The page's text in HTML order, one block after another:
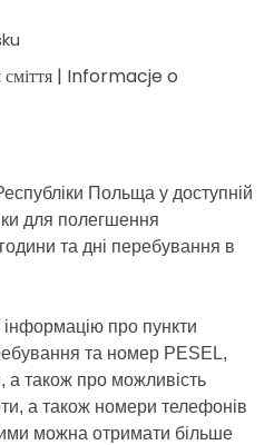
сміття | Informacje o
Польща у доступній
для полегшення
та дні перебування в
інформацію про пункти
та номер PESEL,
а також про можливість
а також номери телефонів
можна отримати більше